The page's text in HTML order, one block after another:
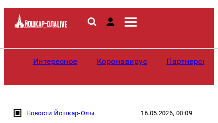
Интересное Коронавирус
Новости Йошкар-Олы 16.05.2026, 00:09